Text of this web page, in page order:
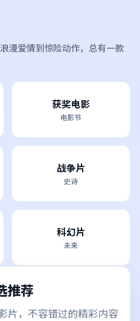
漫爱情到惊险动作，总有一款
获奖电影
电影节
战争片
史诗
科幻片
未来
推荐
片，不容错过的精彩内容